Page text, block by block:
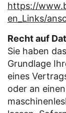
https://
en_Links/
Recht auf
Sie haben
Grundlage
eines
oder an